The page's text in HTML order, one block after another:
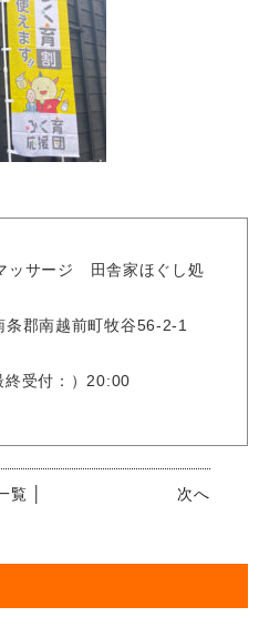
ッサージ 田舎家ほぐし処
郡南越前町牧谷56-2-1
受付：）20:00
次へ
覧 │